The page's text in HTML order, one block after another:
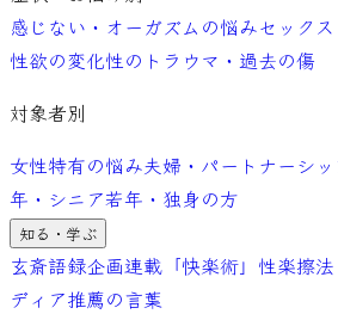
感じない・オーガズムの悩みセック
性欲の変化性のトラウマ・過去の傷
対象者別
女性特有の悩み夫婦・パートナーシ
年・シニア若年・独身の方
知る・学ぶ
玄斎語録企画連載「快楽術」 性楽擦
ディア推薦の言葉